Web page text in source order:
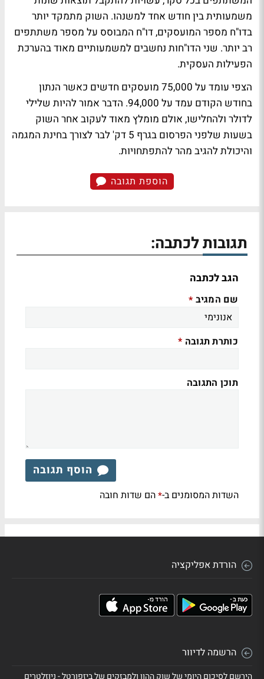
משמעותית בין חודש אחד למשנהו. השוק מתמקד יותר
בדו"ח מספר המועסקים, דו"ח המבוסס על מספר משתתפים
רב יותר. שני הדו"חות נחשבים למשמעותיים מאוד בהערכת
הפעילות העסקית.
הצפי עומד על 75,000 מועסקים חדשים כאשר הנתון
בחודש הקודם עמד על 94,000. הדבר אמור להיות שלילי
לדולר ולהחלישו, אולם מומלץ מאוד לעקוב אחר השוק
בשעות שלפני הפרסום בגרף 5 דק' לבר לצורך בחינת המגמה
והיכולת להגיב מהר להתפתחויות.
הוספת תגובה
תגובות לכתבה:
הגב לכתבה
שם המגיב *
כותרת תגובה *
תוכן התגובה
הוסף תגובה
השדות המסומנים ב-*הם שדות חובה
הורדת אפליקציה
הרשמה לדיוור
הירשם לסיכום היומי של שוק ההון ולמבזקים של ביזפורטל - ניוזלטרים